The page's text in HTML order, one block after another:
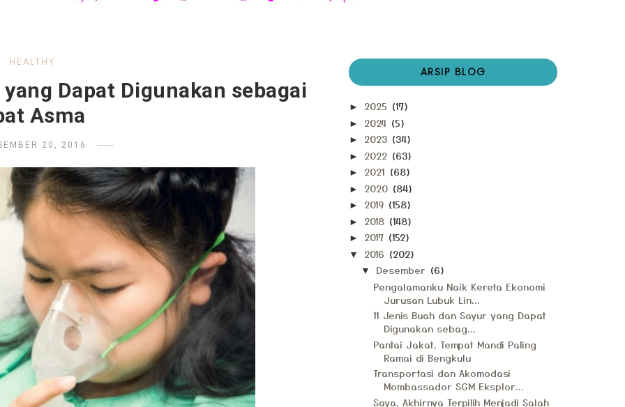
HEALTHY
Dapat Digunakan sebagai
Asma
20, 2016
ARSIP BLOG
► 2025 (17)
► 2024 (5)
► 2023 (34)
► 2022 (63)
► 2021 (68)
► 2020 (84)
► 2019 (158)
► 2018 (148)
► 2017 (152)
▼ 2016 (202)
▼ Desember (6)
Pengalamanku Naik Kereta Ekonomi
Jurusan Lubuk Lin...
11 Jenis Buah dan Sayur yang Dapat
Digunakan sebag...
Pantai Jakat, Tempat Mandi Paling
Ramai di Bengkulu
Transportasi dan Akomodasi
Mombassador SGM Eksplor...
Saya, Akhirnya Terpilih Menjadi Salah